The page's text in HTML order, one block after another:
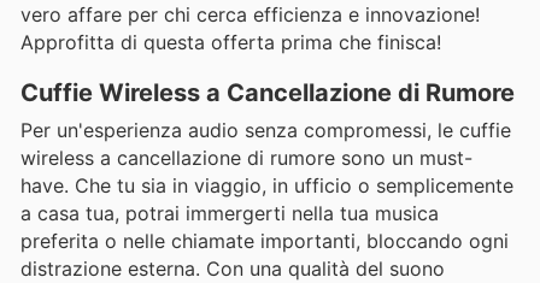
vero affare per chi cerca efficienza e innovazione!
Approfitta di questa offerta prima che finisca!
Cuffie Wireless a Cancellazione di Rumore
Per un'esperienza audio senza compromessi, le cuffie
wireless a cancellazione di rumore sono un must-
have. Che tu sia in viaggio, in ufficio o semplicemente
a casa tua, potrai immergerti nella tua musica
preferita o nelle chiamate importanti, bloccando ogni
distrazione esterna. Con una qualità del suono